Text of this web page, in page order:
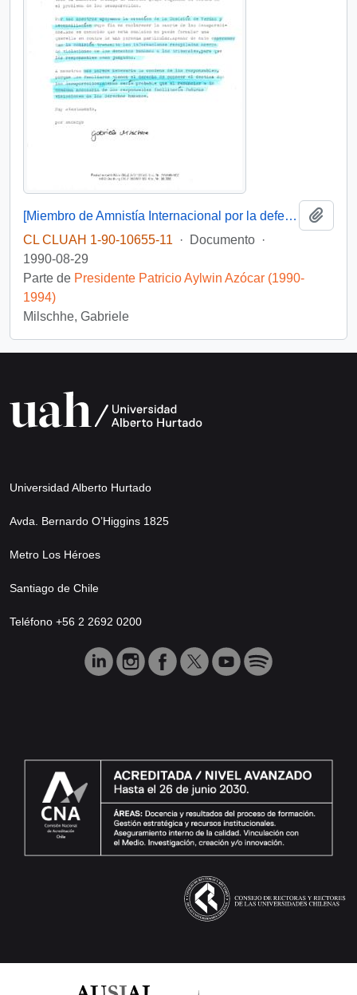
[Miembro de Amnistía Internacional por la defensa de los detenidos desaparecidos en Chile felicita por la creación de la Comisión de de Verdad y Reconciliación]
CL CLUAH 1-90-10655-11
· Documento ·
1990-08-29
Parte de Presidente Patricio Aylwin Azócar (1990-
1994)
Milschhe, Gabriele
Universidad Alberto Hurtado
Avda. Bernardo O’Higgins 1825
Metro Los Héroes
Santiago de Chile
Teléfono +56 2 2692 0200